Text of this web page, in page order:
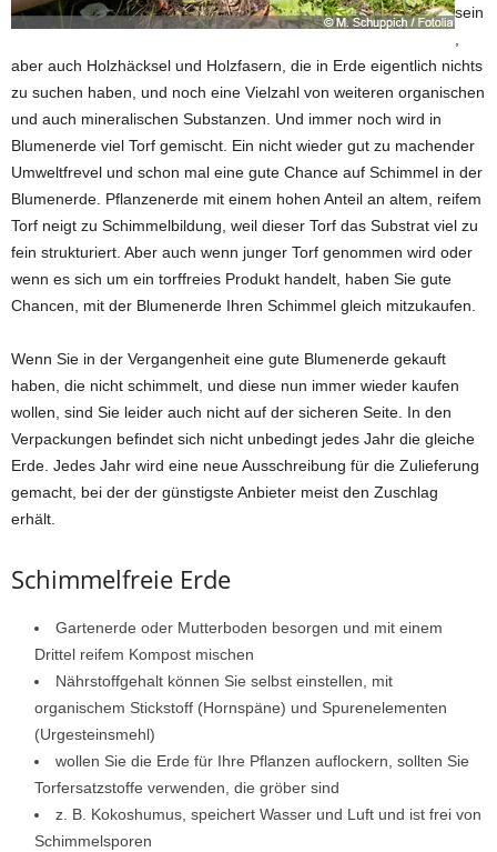
sein
,
aber auch Holzhäcksel und Holzfasern, die in Erde eigentlich nichts
zu suchen haben, und noch eine Vielzahl von weiteren organischen
und auch mineralischen Substanzen. Und immer noch wird in
Blumenerde viel Torf gemischt. Ein nicht wieder gut zu machender
Umweltfrevel und schon mal eine gute Chance auf Schimmel in der
Blumenerde. Pflanzenerde mit einem hohen Anteil an altem, reifem
Torf neigt zu Schimmelbildung, weil dieser Torf das Substrat viel zu
fein strukturiert. Aber auch wenn junger Torf genommen wird oder
wenn es sich um ein torffreies Produkt handelt, haben Sie gute
Chancen, mit der Blumenerde Ihren Schimmel gleich mitzukaufen.
Wenn Sie in der Vergangenheit eine gute Blumenerde gekauft
haben, die nicht schimmelt, und diese nun immer wieder kaufen
wollen, sind Sie leider auch nicht auf der sicheren Seite. In den
Verpackungen befindet sich nicht unbedingt jedes Jahr die gleiche
Erde. Jedes Jahr wird eine neue Ausschreibung für die Zulieferung
gemacht, bei der der günstigste Anbieter meist den Zuschlag
erhält.
Schimmelfreie Erde
Gartenerde oder Mutterboden besorgen und mit einem
Drittel reifem Kompost mischen
Nährstoffgehalt können Sie selbst einstellen, mit
organischem Stickstoff (Hornspäne) und Spurenelementen
(Urgesteinsmehl)
wollen Sie die Erde für Ihre Pflanzen auflockern, sollten Sie
Torfersatzstoffe verwenden, die gröber sind
z. B. Kokoshumus, speichert Wasser und Luft und ist frei von
Schimmelsporen